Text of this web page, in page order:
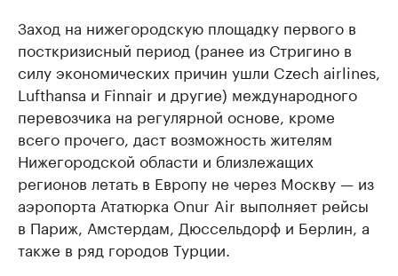
Заход на нижегородскую площадку первого в
посткризисный период (ранее из Стригино в
силу экономических причин ушли Czech airlines,
Lufthansa и Finnair и другие) международного
перевозчика на регулярной основе, кроме
всего прочего, даст возможность жителям
Нижегородской области и близлежащих
регионов летать в Европу не через Москву — из
аэропорта Ататюрка Onur Air выполняет рейсы
в Париж, Амстердам, Дюссельдорф и Берлин, а
также в ряд городов Турции.